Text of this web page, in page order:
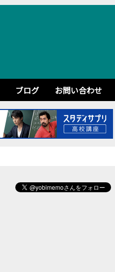
ブログ お問い合わせ